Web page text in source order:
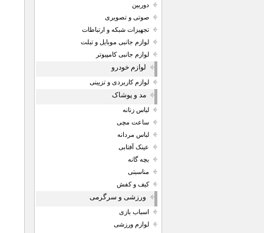
دوربین
صوتی و تصویری
تجهیزات شبکه و ارتباطات
لوازم جانبی موبایل و تبلت
لوازم جانبی کامپیوتر
لوازم خودرو
لوازم کاربردی و تزیینی
مد و پوشاک
لباس زنانه
ساعت مچی
لباس مردانه
عینک آفتابی
بچه گانه
مناسبتی
کیف و کفش
ورزشی و سرگرمی
اسباب بازی
لوازم ورزشی